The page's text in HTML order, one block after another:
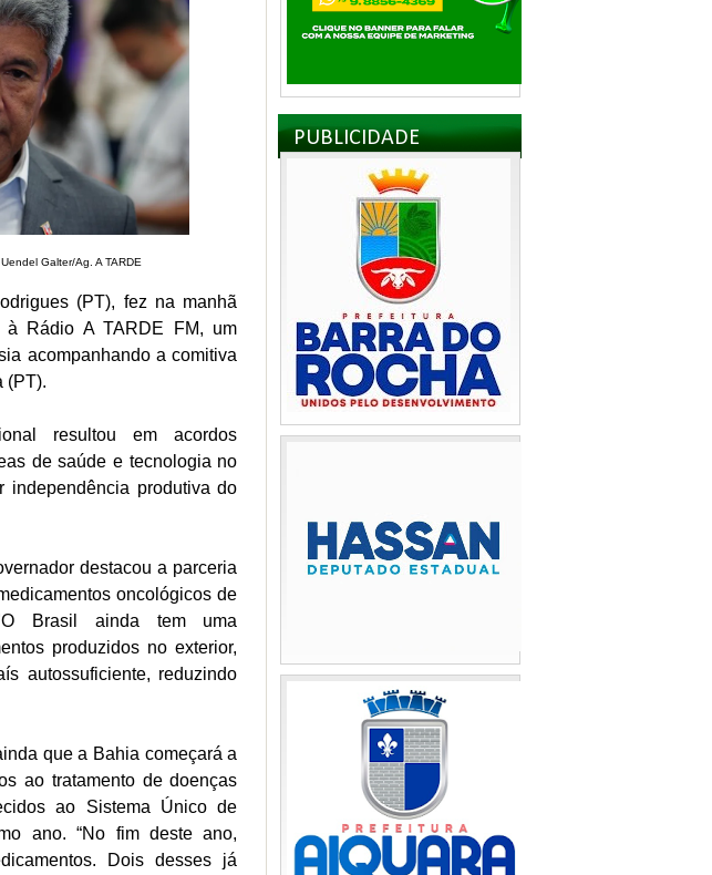
Galter/Ag. A TARDE
(PT), fez na manhã
à Rádio A TARDE FM, um
acompanhando a comitiva
(PT).
resultou em acordos
de saúde e tecnologia no
independência produtiva do
destacou a parceria
oncológicos de
Brasil ainda tem uma
produzidos no exterior,
autossuficiente, reduzindo
que a Bahia começará a
ao tratamento de doenças
ao Sistema Único de
ano. “No fim deste ano,
Dois desses já
PUBLICIDADE